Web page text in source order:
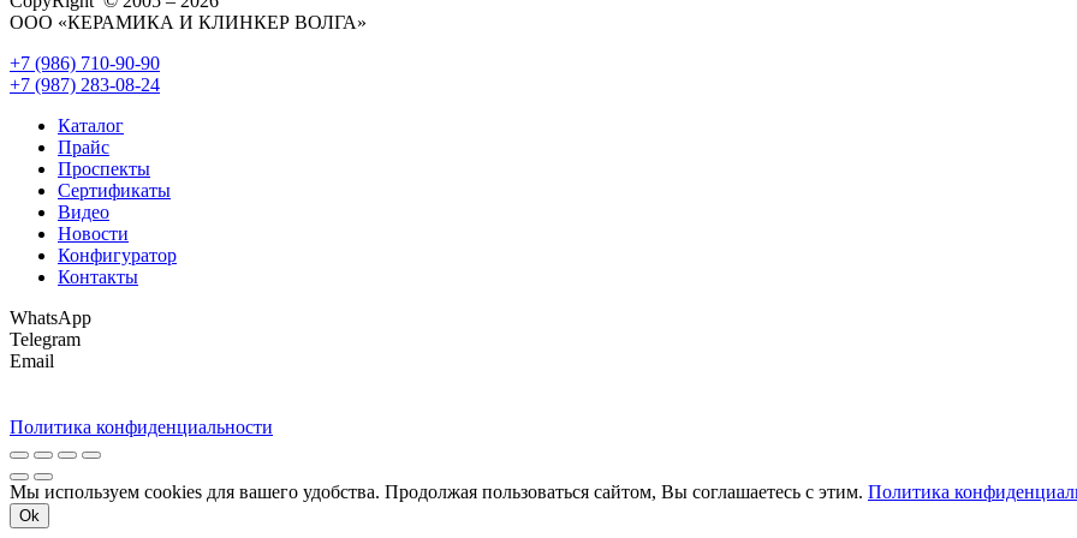
ООО «КЕРАМИКА И КЛИНКЕР ВОЛГА»
+7 (986) 710-90-90
+7 (987) 283-08-24
Каталог
Прайс
Проспекты
Сертификаты
Видео
Новости
Конфигуратор
Контакты
WhatsApp
Telegram
Email
Политика конфиденциальности
Мы используем cookies для вашего удобства. Продолжая пользоваться сайтом, Вы соглашаетесь с этим. Политика
Ok